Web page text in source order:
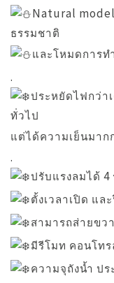
Natural
ธรรมชาติ
และโหมดการท
.
ประหยัดไฟกว่า
ทั่วไป
แต่ได้ความเย็นมาก
.
ปรับแรงลมได้ 4
ตั้งเวลาเปิด แล
สามารถส่ายขว
มีรีโมท คอนโท
ความจุถังน้ำ ป